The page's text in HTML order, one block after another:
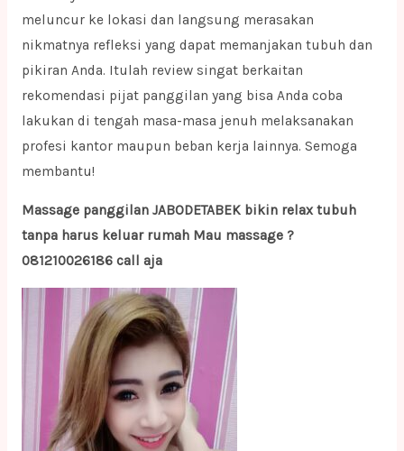
meluncur ke lokasi dan langsung merasakan
nikmatnya refleksi yang dapat memanjakan tubuh dan
pikiran Anda. Itulah review singat berkaitan
rekomendasi pijat panggilan yang bisa Anda coba
lakukan di tengah masa-masa jenuh melaksanakan
profesi kantor maupun beban kerja lainnya. Semoga
membantu!
Massage panggilan JABODETABEK bikin relax tubuh
tanpa harus keluar rumah Mau massage ?
081210026186 call aja